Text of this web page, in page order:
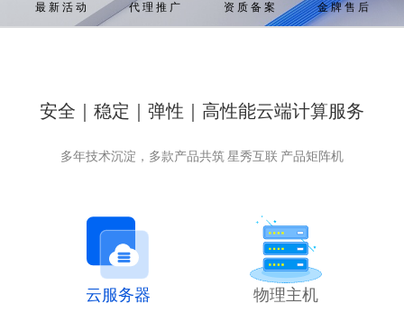
最 新 活 动 代 理 推 广 资 质 备 案 金 牌 售 后
安全｜稳定｜弹性｜高性能云端计算服务
多年技术沉淀，多款产品共筑 星秀互联 产品矩阵机
云服务器 物理主机